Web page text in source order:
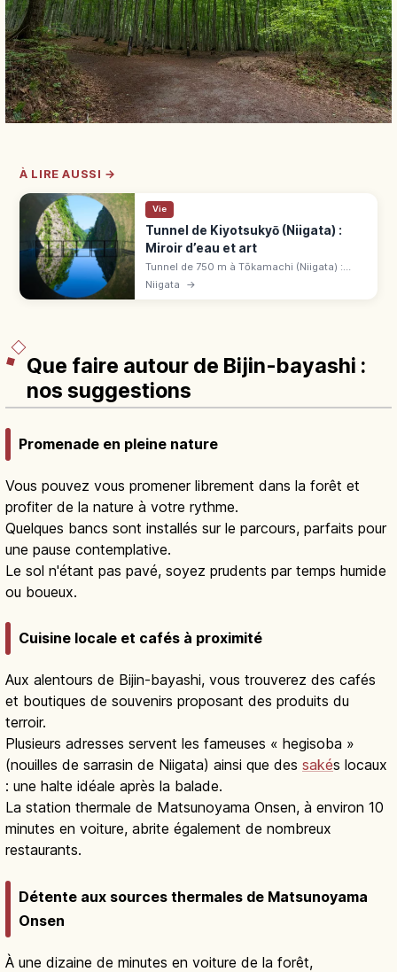
À LIRE AUSSI →
Vie
Tunnel de Kiyotsukyō (Niigata) :
Miroir d’eau et art
Tunnel de 750 m à Tōkamachi (Niigata) :
l'une des 3 plus grandes gorges japonaises
et art contemporain. Panorama Station,
Niigata →
Que faire autour de Bijin-bayashi :
nos suggestions
Promenade en pleine nature
Vous pouvez vous promener librement dans la forêt et
profiter de la nature à votre rythme.
Quelques bancs sont installés sur le parcours, parfaits pour
une pause contemplative.
Le sol n'étant pas pavé, soyez prudents par temps humide
ou boueux.
Cuisine locale et cafés à proximité
Aux alentours de Bijin-bayashi, vous trouverez des cafés
et boutiques de souvenirs proposant des produits du
terroir.
Plusieurs adresses servent les fameuses « hegisoba »
(nouilles de sarrasin de Niigata) ainsi que des sakés locaux
: une halte idéale après la balade.
La station thermale de Matsunoyama Onsen, à environ 10
minutes en voiture, abrite également de nombreux
restaurants.
Détente aux sources thermales de Matsunoyama
Onsen
À une dizaine de minutes en voiture de la forêt,